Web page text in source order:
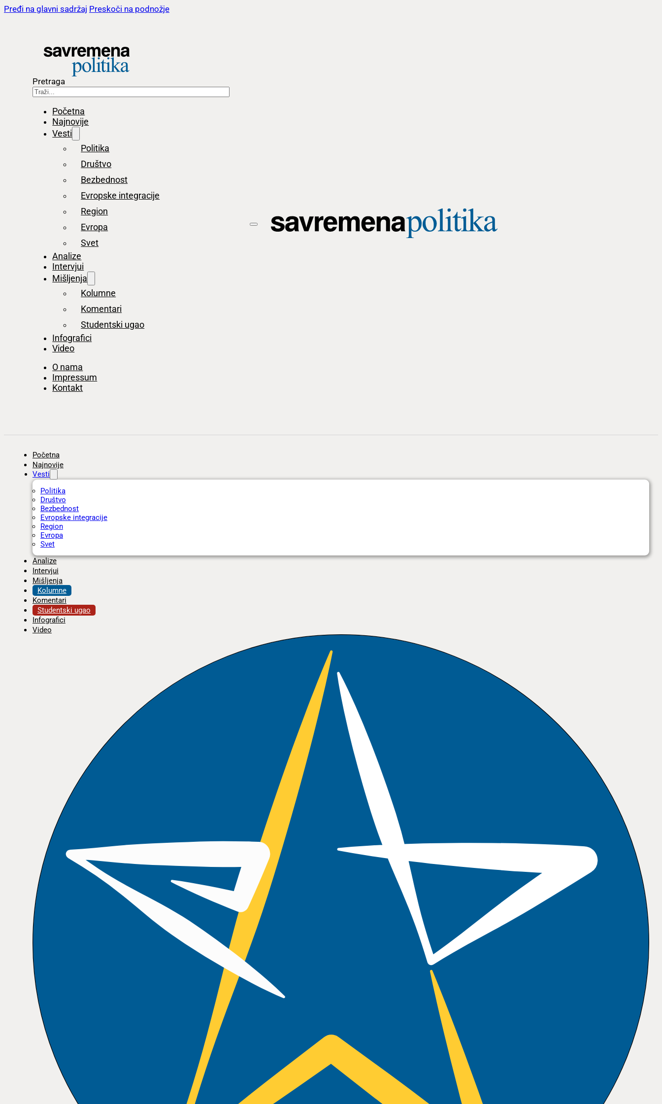
Pređi na glavni sadržaj Preskoči na podnožje
Pretraga
Početna
Najnovije
Vesti
Politika
Društvo
Bezbednost
Evropske integracije
Region
Evropa
Svet
Analize
Intervjui
Mišljenja
Kolumne
Komentari
Studentski ugao
Infografici
Video
O nama
Impressum
Kontakt
Početna
Najnovije
Vesti
Politika
Društvo
Bezbednost
Evropske integracije
Region
Evropa
Svet
Analize
Intervjui
Mišljenja
Kolumne
Komentari
Studentski ugao
Infografici
Video